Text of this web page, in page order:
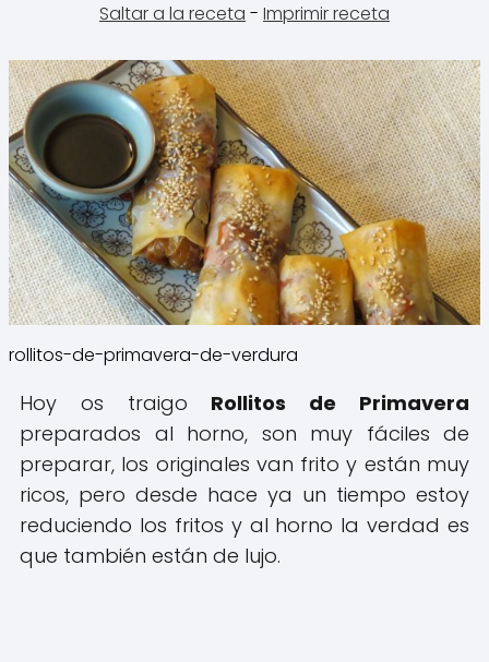
Saltar a la receta - Imprimir receta
rollitos-de-primavera-de-verdura
Hoy os traigo Rollitos de Primavera
preparados al horno, son muy fáciles de
preparar, los originales van frito y están muy
ricos, pero desde hace ya un tiempo estoy
reduciendo los fritos y al horno la verdad es
que también están de lujo.